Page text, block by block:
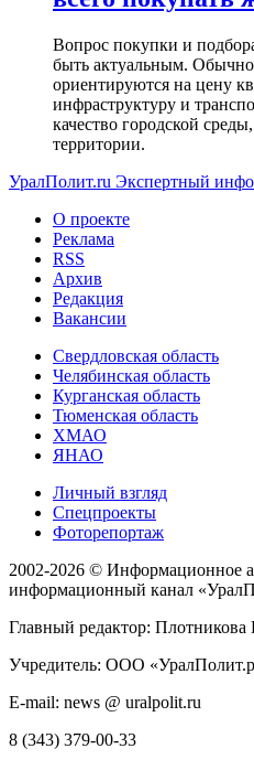
Вопрос покупки и
быть актуальным.
ориентируются на цену
инфраструктуру и
качество городской
территории.
УралПолит.ru Экспертный
О проекте
Реклама
RSS
Архив
Редакция
Вакансии
Свердловская область
Челябинская область
Курганская область
Тюменская область
ХМАО
ЯНАО
Личный взгляд
Спецпроекты
Фоторепортаж
2002-2026 © Информационное
информационный канал
Главный редактор:
Учредитель: ООО
E-mail: news @ uralpolit.ru
8 (343) 379-00-33